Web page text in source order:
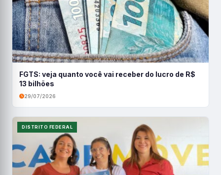
FGTS: veja quanto você vai receber do lucro de R$
13 bilhões
29/07/2026
DISTRITO FEDERAL